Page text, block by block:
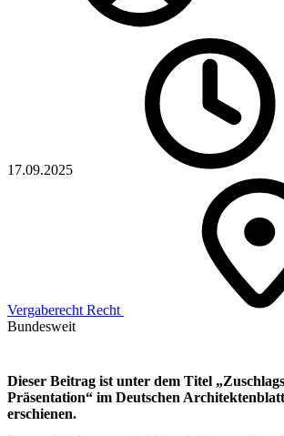
17.09.2025
Vergaberecht Recht
Bundesweit
Dieser Beitrag ist unter dem Titel
Präsentation“ im Deutschen
erschienen.